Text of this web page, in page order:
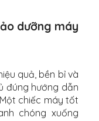
dưỡng máy
quả, bền bỉ và
đúng hướng dẫn
chiếc máy tốt
chóng xuống